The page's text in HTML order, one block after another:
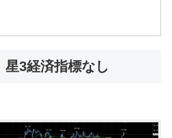
3経済指標なし